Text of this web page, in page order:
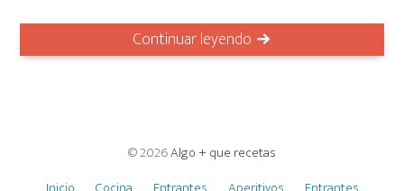
Continuar leyendo
© 2026Algo + que recetas